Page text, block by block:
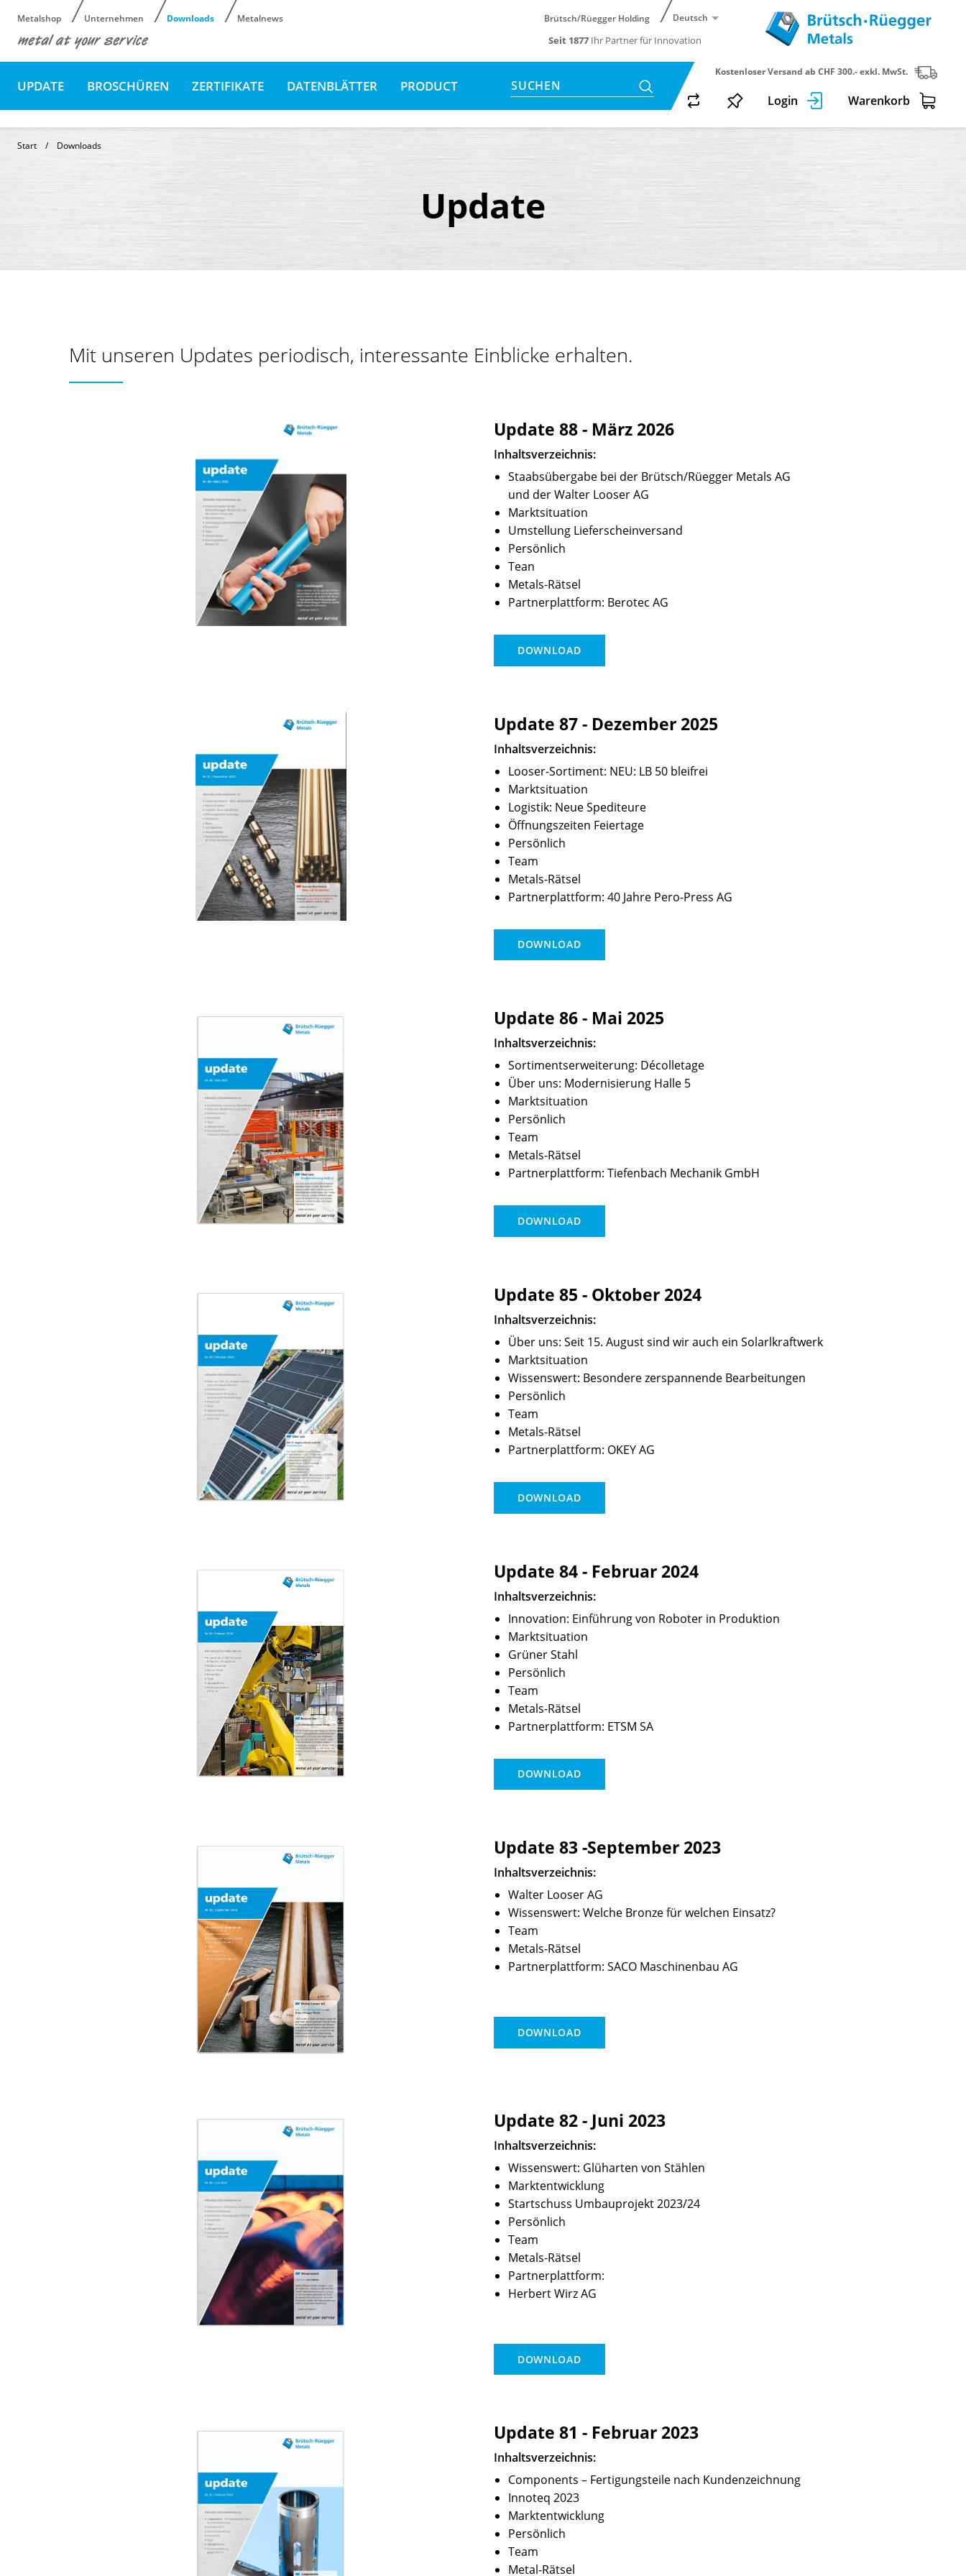
Metalshop Unternehmen Downloads Metalnews Brütsch/Rüegger Holding Deutsch
Seit 1877 Ihr Partner für Innovation
UPDATE BROSCHÜREN ZERTIFIKATE DATENBLÄTTER
PRODUCT
COMPLIANCE
FORMULARE
SUCHEN
Kostenloser Versand ab CHF 300.- exkl. MwSt.
Login Warenkorb
Start Downloads
Update
Mit unseren Updates periodisch, interessante Einblicke erhalten.
Update 88 - März 2026
Inhaltsverzeichnis:
Staabsübergabe bei der Brütsch/Rüegger Metals AG
und der Walter Looser AG
Marktsituation
Umstellung Lieferscheinversand
Persönlich
Tean
Metals-Rätsel
Partnerplattform: Berotec AG
DOWNLOAD
Update 87 - Dezember 2025
Inhaltsverzeichnis:
Looser-Sortiment: NEU: LB 50 bleifrei
Marktsituation
Logistik: Neue Spediteure
Öffnungszeiten Feiertage
Persönlich
Team
Metals-Rätsel
Partnerplattform: 40 Jahre Pero-Press AG
DOWNLOAD
Update 86 - Mai 2025
Inhaltsverzeichnis:
Sortimentserweiterung: Décolletage
Über uns: Modernisierung Halle 5
Marktsituation
Persönlich
Team
Metals-Rätsel
Partnerplattform: Tiefenbach Mechanik GmbH
DOWNLOAD
Update 85 - Oktober 2024
Inhaltsverzeichnis:
Über uns: Seit 15. August sind wir auch ein Solarlkraftwerk
Marktsituation
Wissenswert: Besondere zerspannende Bearbeitungen
Persönlich
Team
Metals-Rätsel
Partnerplattform: OKEY AG
DOWNLOAD
Update 84 - Februar 2024
Inhaltsverzeichnis:
Innovation: Einführung von Roboter in Produktion
Marktsituation
Grüner Stahl
Persönlich
Team
Metals-Rätsel
Partnerplattform: ETSM SA
DOWNLOAD
Update 83 -September 2023
Inhaltsverzeichnis:
Walter Looser AG
Wissenswert: Welche Bronze für welchen Einsatz?
Team
Metals-Rätsel
Partnerplattform: SACO Maschinenbau AG
DOWNLOAD
Update 82 - Juni 2023
Inhaltsverzeichnis:
Wissenswert: Glüharten von Stählen
Marktentwicklung
Startschuss Umbauprojekt 2023/24
Persönlich
Team
Metals-Rätsel
Partnerplattform:
Herbert Wirz AG
DOWNLOAD
Update 81 - Februar 2023
Inhaltsverzeichnis:
Components – Fertigungsteile nach Kundenzeichnung
Innoteq 2023
Marktentwicklung
Persönlich
Team
Metal-Rätsel